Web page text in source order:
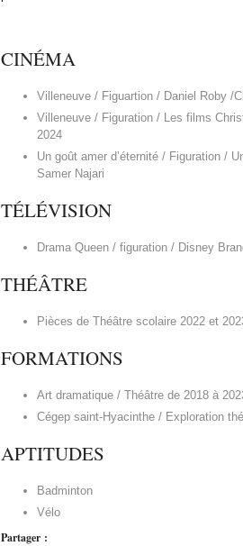
CINÉMA
Villeneuve / Figuartion / Daniel Roby /
Villeneuve / Figuration / Les films
2024
Un goût amer d’éternité / Figuration /
Samer Najari
TÉLÉVISION
Drama Queen / figuration / Disney
THÉÂTRE
Pièces de Théâtre scolaire 2022 et
FORMATIONS
Art dramatique / Théâtre de 2018 à
Cégep saint-Hyacinthe / Exploration
APTITUDES
Badminton
Vélo
Partager :